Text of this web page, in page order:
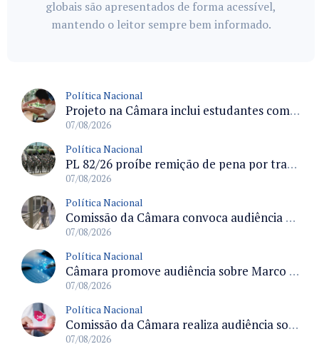
globais são apresentados de forma acessível,
mantendo o leitor sempre bem informado.
Política Nacional
Projeto na Câmara inclui estudantes com deficiência no regime escolar especial da LDB e estabelece critérios para frequência
07/08/2026
Política Nacional
PL 82/26 proíbe remição de pena por trabalho em funções militares para condenados por crimes contra o Estado Democrático de Direito
07/08/2026
Política Nacional
Comissão da Câmara convoca audiência para discutir misoginia nas escolas e universidades após divulgação de listas misóginas
07/08/2026
Política Nacional
Câmara promove audiência sobre Marco de Fomento à Economia Digital e impactos da inteligência artificial
07/08/2026
Política Nacional
Comissão da Câmara realiza audiência sobre apostas online para medir o tamanho do mercado ilegal
07/08/2026